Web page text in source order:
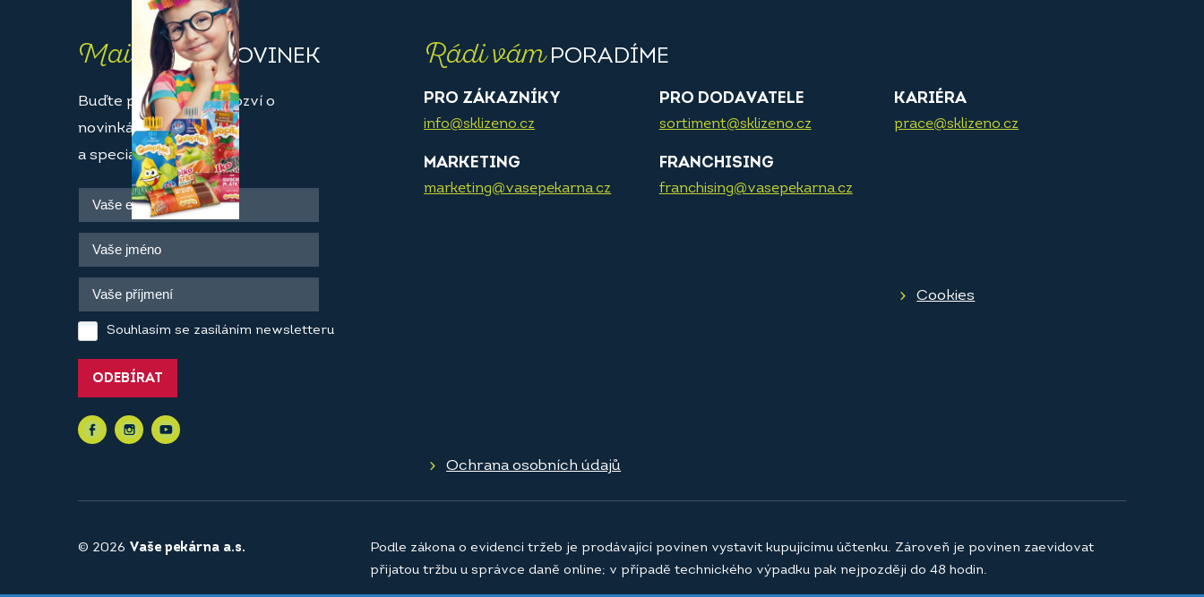
MailyPLNÉ NOVINEK
Buďte první, kdo se dozví o
novinkách
a speciálních akcích.
Souhlasím se zasíláním newsletteru
ODEBÍRAT
Rádi vámPORADÍME
PRO ZÁKAZNÍKY
info@sklizeno.cz
PRO DODAVATELE
sortiment@sklizeno.cz
KARIÉRA
prace@sklizeno.cz
MARKETING
marketing@vasepekarna.cz
FRANCHISING
franchising@vasepekarna.cz
Cookies
Ochrana osobních údajů
© 2026 Vaše pekárna a.s.
Podle zákona o evidenci tržeb je prodávající povinen vystavit kupujícímu účtenku. Zároveň je povinen zaevidovat
přijatou tržbu u správce daně online; v případě technického výpadku pak nejpozději do 48 hodin.